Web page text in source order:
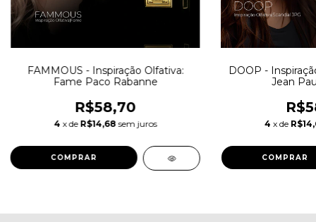
FAMMOUS - Inspiração Olfativa:
Fame Paco Rabanne
R$58,70
4 x de R$14,68 sem juros
COMPRAR
DOOP -
Jean
4 x de
COMPRAR